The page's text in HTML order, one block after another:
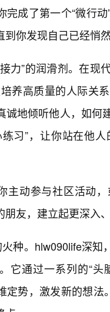
完成了第一个“微行
你发现自己已经悄
力”的润滑剂。在现
养高质量的人际关
诚地倾听他人，如
习”，让你站在他
主动参与社区活动
友，建立起更深入
火种。hlw090life深
它通过一系列的“头
定势，激发新的想法